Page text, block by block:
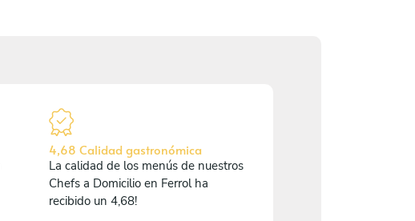
4,68 Calidad gastronómica
La calidad de los menús de nuestros
Chefs a Domicilio en Ferrol ha
recibido un 4,68!